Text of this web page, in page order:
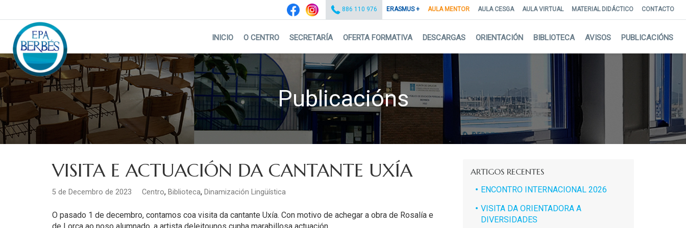
content
CONTACTO
MATERIAL DIDÁCTICO
AULA VIRTUAL
AULA CESGA
AULA MENTOR
ERASMUS +
886 110 976
INICIO O CENTRO SECRETARÍA OFERTA FORMATIVA DESCARGAS ORIENTACIÓN BIBLIOTECA AVISOS PUBLICACIÓNS
Publicacións
VISITA E ACTUACIÓN DA CANTANTE UXÍA
5 de Decembro de 2023 Centro, Biblioteca, Dinamización Lingüística
O pasado 1 de decembro, contamos coa visita da cantante Uxía. Con motivo de achegar a obra de Rosalía e
ARTIGOS RECENTES
ENCONTRO INTERNACIONAL 2026
VISITA DA ORIENTADORA A
DIVERSIDADES